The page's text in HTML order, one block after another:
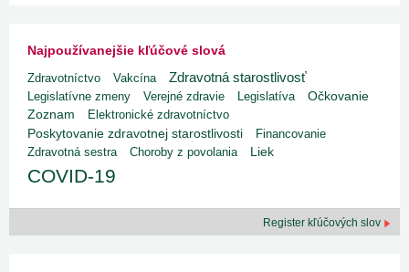
Najpoužívanejšie kľúčové slová
Zdravotníctvo Vakcína Zdravotná starostlivosť
Legislatívne zmeny Verejné zdravie Legislatíva
Očkovanie
Zoznam
Elektronické zdravotníctvo
Poskytovanie zdravotnej starostlivosti
Financovanie
Zdravotná sestra
Choroby z povolania Liek
COVID-19
Register kľúčových slov